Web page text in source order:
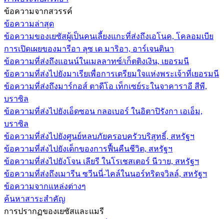
ข้อความจากสวรรค์
ข้อความล่าสุด
ข้อความของเยซัสผู้เป็นคนเลี้ยงแกะที่ส่งถึงเอโนค, โคลอมเบีย
การเปิดเผยของมารีอา ลุซ เด มาริอา, อาร์เจนตินา
ข้อความที่ส่งถึงแอนน์ในเมลลาทซ์/เก็ตติงเงิน, เยอรมนี
ข้อความที่ส่งไปยังมาเรียเพื่อการเตรียมใจแห่งพระเจ้าที่เยอรมนี
ข้อความที่ส่งถึงมาร์กอส์ ตาดีโอ เท็กเซย์ระในจาคาราอี สีพี,
บราซิล
ข้อความที่ส่งไปยังเอ็ดซอน กลอเบอร์ ในอิตาปิรังกา เอเอ็ม,
บราซิล
ข้อความที่ส่งไปยังศูนย์หลบภัยครอบครัวบริสุทธิ์, สหรัฐฯ
ข้อความที่ส่งไปยังเด็กของการฟื้นคืนชีวิต, สหรัฐฯ
ข้อความที่ส่งไปยังโจน เลียรี ในโรเชสเตอร์ นีวาย, สหรัฐฯ
ข้อความที่ส่งถึงเมารีน ซวีนนี่-ไคล์ในนอร์ทริดจวิลล์, สหรัฐฯ
ข้อความจากแหล่งต่างๆ
ค้นหาสาระสำคัญ
การปรากฏของเยซัสและแมรี